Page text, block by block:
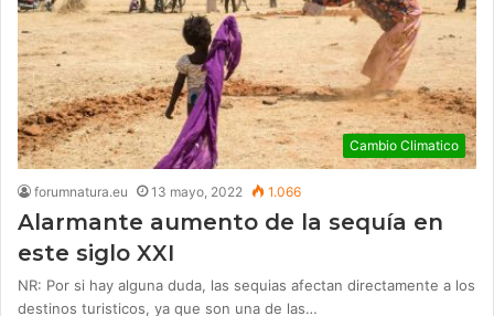
Cambio Climatico
forumnatura.eu 13 mayo, 2022 1.066
Alarmante aumento de la sequía en
este siglo XXI
NR: Por si hay alguna duda, las sequias afectan directamente a los
destinos turisticos, ya que son una de las…